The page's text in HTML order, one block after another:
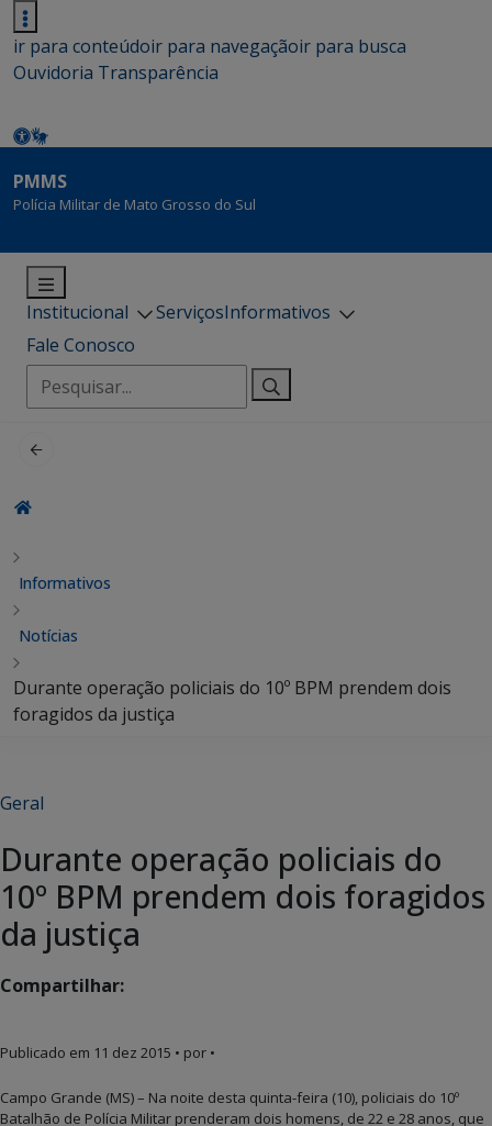
ir para conteúdoir para navegaçãoir para busca
Ouvidoria Transparência
PMMS
Polícia Militar de Mato Grosso do Sul
Institucional ServiçosInformativos
Fale Conosco
Pesquisar
por:
Informativos
Notícias
Durante operação policiais do 10º BPM prendem dois
foragidos da justiça
Geral
Durante operação policiais do
10º BPM prendem dois foragidos
da justiça
Compartilhar:
Publicado em 11 dez 2015 • por •
Campo Grande (MS) – Na noite desta quinta-feira (10), policiais do 10º
Batalhão de Polícia Militar prenderam dois homens, de 22 e 28 anos, que